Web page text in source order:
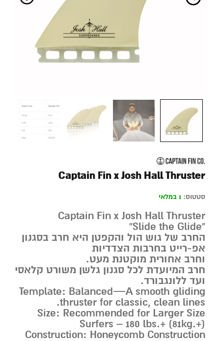
Captain Fin x Josh Hall Thruster
סטטוס: 1 במלאי
Captain Fin x Josh Hall Thruster
“Slide the Glide”
החרב של גוש הול והקפטן היא חרב בסגנון
אפ-רייט בחרבות הצדדיות
וחרב אחורית מוקטנת מעט.
חרב המיועדת לכל סגנון גלשן משורט קלאסי
ועד ללונגבורד.
Template: Balanced—A smooth gliding
thruster for classic, clean lines.
Size: Recommended for Larger Size
Surfers – 180 lbs.+ (81kg.+)
Construction: Honeycomb Construction